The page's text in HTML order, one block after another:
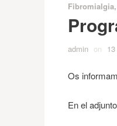
admin on
Os
En el